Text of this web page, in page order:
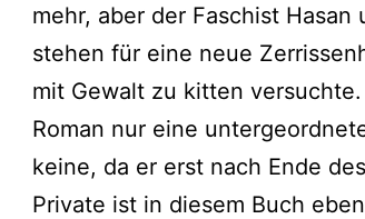
mehr, aber der Faschist
stehen für eine neue
mit Gewalt zu kitten
Roman nur eine
keine, da er erst nach Ende
Private ist in diesem Buch